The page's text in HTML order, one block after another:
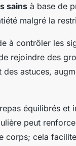
sains à base de
malgré la
à contrôler les
rejoindre des
astuces,
équilibrés et
peut
corps; cela